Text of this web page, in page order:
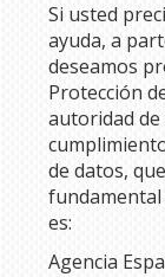
Si usted
ayuda, a
deseamos
Protección
autoridad
de datos,
fundamental
es:
Agencia